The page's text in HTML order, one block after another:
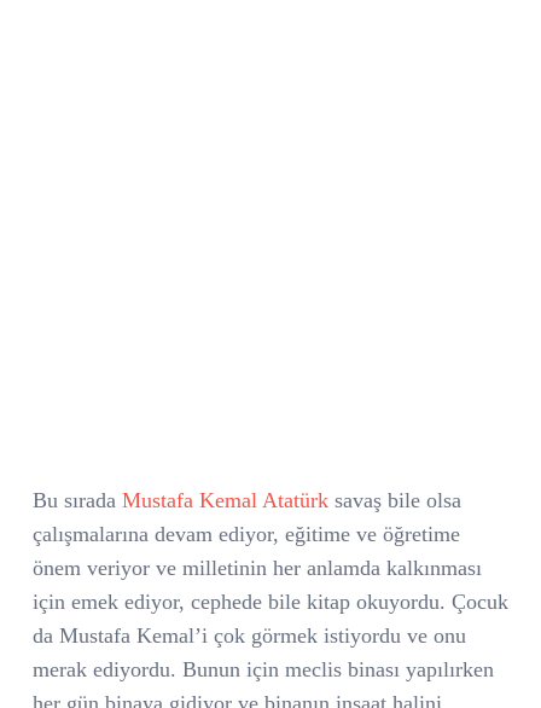
Bu sırada Mustafa Kemal Atatürk savaş bile olsa
çalışmalarına devam ediyor, eğitime ve öğretime
önem veriyor ve milletinin her anlamda kalkınması
için emek ediyor, cephede bile kitap okuyordu. Çocuk
da Mustafa Kemal’i çok görmek istiyordu ve onu
merak ediyordu. Bunun için meclis binası yapılırken
her gün binaya gidiyor ve binanın inşaat halini